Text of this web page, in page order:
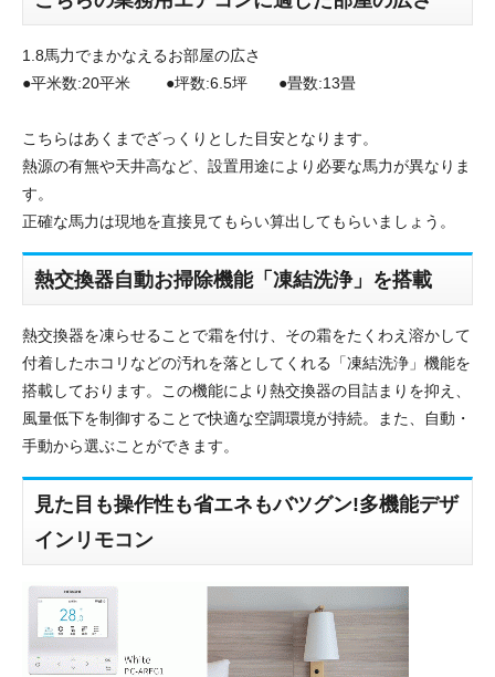
1.8馬力でまかなえるお部屋の広さ
●平米数:20平米 ●坪数:6.5坪 ●畳数:13畳
こちらはあくまでざっくりとした目安となります。
熱源の有無や天井高など、設置用途により必要な馬力が異なりま
す。
正確な馬力は現地を直接見てもらい算出してもらいましょう。
熱交換器自動お掃除機能「凍結洗浄」を搭載
熱交換器を凍らせることで霜を付け、その霜をたくわえ溶かして
付着したホコリなどの汚れを落としてくれる「凍結洗浄」機能を
搭載しております。この機能により熱交換器の目詰まりを抑え、
風量低下を制御することで快適な空調環境が持続。また、自動・
手動から選ぶことができます。
見た目も操作性も省エネもバツグン!多機能デザ
インリモコン